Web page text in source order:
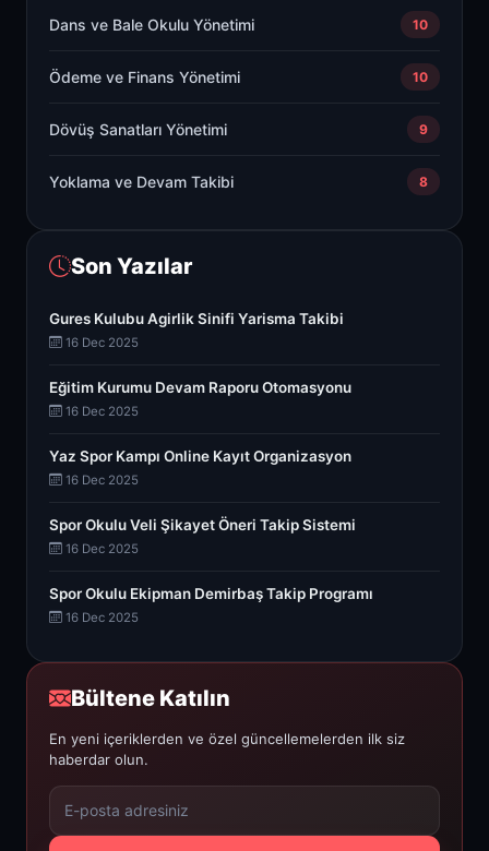
Dans ve Bale Okulu Yönetimi 10
Ödeme ve Finans Yönetimi 10
Dövüş Sanatları Yönetimi 9
Yoklama ve Devam Takibi 8
Son Yazılar
Gures Kulubu Agirlik Sinifi Yarisma Takibi
16 Dec 2025
Eğitim Kurumu Devam Raporu Otomasyonu
16 Dec 2025
Yaz Spor Kampı Online Kayıt Organizasyon
16 Dec 2025
Spor Okulu Veli Şikayet Öneri Takip Sistemi
16 Dec 2025
Spor Okulu Ekipman Demirbaş Takip Programı
16 Dec 2025
Bültene Katılın
En yeni içeriklerden ve özel güncellemelerden ilk siz
haberdar olun.